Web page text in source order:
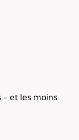
– et les moins